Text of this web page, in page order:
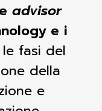
advisor
e i
fasi del
della
e